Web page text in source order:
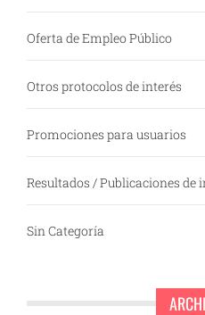
Oferta de Empleo Público
Otros protocolos de interés
Promociones para usuarios
Resultados / Publicaciones de
Sin Categoría